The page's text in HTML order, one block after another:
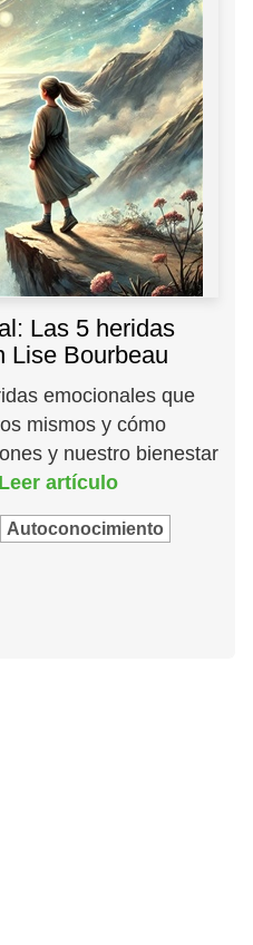
Las 5 heridas
Lise Bourbeau
emocionales que
mismos y cómo
y nuestro bienestar
Leer artículo
Autoconocimiento